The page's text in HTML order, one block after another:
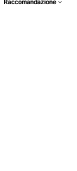
Raccomandazione